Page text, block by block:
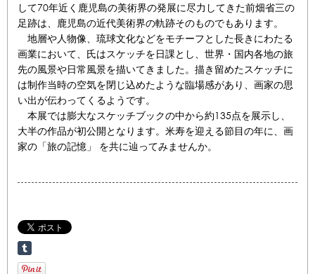
して70年近く鹿児島の美術界の発展に尽力してきた前畑省三の
足跡は、鹿児島の近代美術界の軌跡そのものでもあります。
地層や人物像、琉球文化などをモチーフとした長きにわたる
画業において、氏はスケッチを日課とし、世界・国内各地の旅
先の風景や日常風景を描いてきました。描き留めたスケッチに
は制作当時の空気を閉じ込めたような臨場感があり、画家の思
い出が伝わってくるようです。
本展では膨大なスケッチブックの中から約135点を展示し、
大半の作品が初公開となります。米寿を迎える節目の年に、画
家の「旅の記憶」 を共に辿ってみませんか。